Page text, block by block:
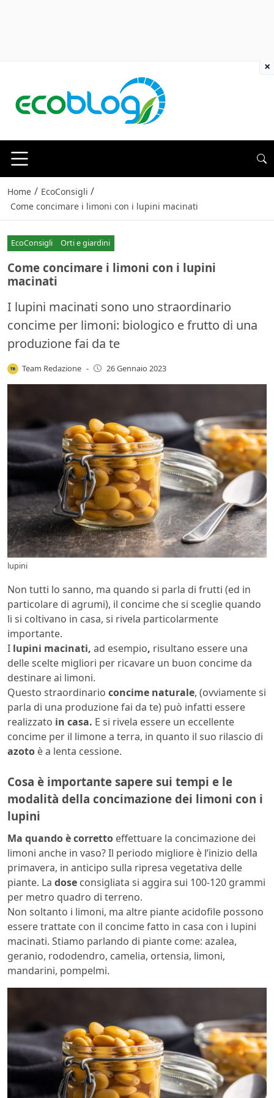
Home / EcoConsigli /
Come concimare i limoni con i lupini macinati
EcoConsigli Orti e giardini
Come concimare i limoni con i lupini
macinati
I lupini macinati sono uno straordinario
concime per limoni: biologico e frutto di una
produzione fai da te
Team Redazione - 26 Gennaio 2023
lupini
Non tutti lo sanno, ma quando si parla di frutti (ed in
particolare di agrumi), il concime che si sceglie quando
li si coltivano in casa, si rivela particolarmente
importante.
I lupini macinati, ad esempio, risultano essere una
delle scelte migliori per ricavare un buon concime da
destinare ai limoni.
Questo straordinario concime naturale, (ovviamente si
parla di una produzione fai da te) può infatti essere
realizzato in casa. E si rivela essere un eccellente
concime per il limone a terra, in quanto il suo rilascio di
azoto è a lenta cessione.
Cosa è importante sapere sui tempi e le
modalità della concimazione dei limoni con i
lupini
Ma quando è corretto effettuare la concimazione dei
limoni anche in vaso? Il periodo migliore è l’inizio della
primavera, in anticipo sulla ripresa vegetativa delle
piante. La dose consigliata si aggira sui 100-120 grammi
per metro quadro di terreno.
Non soltanto i limoni, ma altre piante acidofile possono
essere trattate con il concime fatto in casa con i lupini
macinati. Stiamo parlando di piante come: azalea,
geranio, rododendro, camelia, ortensia, limoni,
mandarini, pompelmi.
×